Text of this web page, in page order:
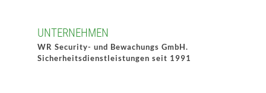
UNTERNEHMEN
WR Security- und Bewachungs GmbH.
Sicherheitsdienstleistungen seit 1991